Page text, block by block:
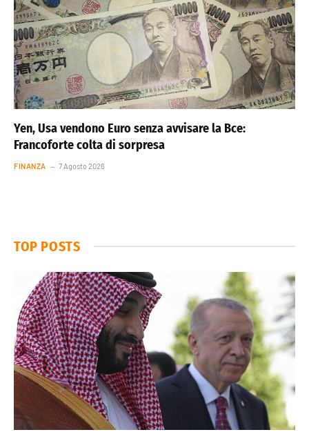
Yen, Usa vendono Euro senza avvisare la Bce:
Francoforte colta di sorpresa
FINANZA 7 Agosto 2026
TOP POSTS